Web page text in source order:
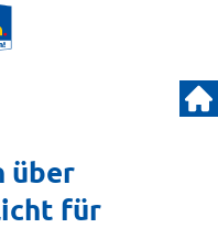
über
für